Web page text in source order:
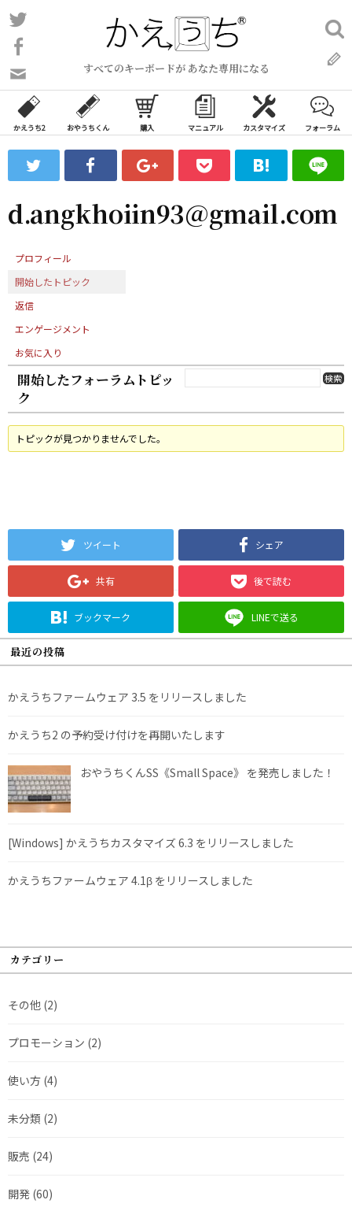
コ
ン
ン
ツ
ス
ッ
すべてのキーボードが あなた専用になる
い
合
わ
フ
ォ
ム
検
索:
かえうち2 おやうちくん 購入 マニュアル カスタマイズ フォーラム
d.angkhoiin93@gmail.com
プロフィール
開始したトピック
返信
エンゲージメント
お気に入り
開始したフォーラムトピッ
ク
トピックが見つかりませんでした。
ツイート シェア
共有 後で読む
ブックマーク LINEで送る
最近の投稿
かえうちファームウェア 3.5 をリリースしました
かえうち2 の予約受け付けを再開いたします
おやうちくんSS《Small Space》 を発売しました！
[Windows] かえうちカスタマイズ 6.3 をリリースしました
かえうちファームウェア 4.1β をリリースしました
カテゴリー
その他 (2)
プロモーション (2)
使い方 (4)
未分類 (2)
販売 (24)
開発 (60)